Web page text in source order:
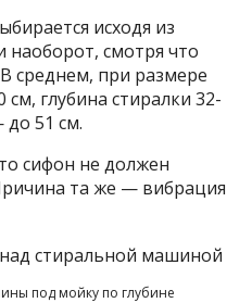
исходя из
смотря что
среднем, при размере
глубина стиралки 32-
51 см.
сифон не должен
та же — вибрация
под мойку по глубине